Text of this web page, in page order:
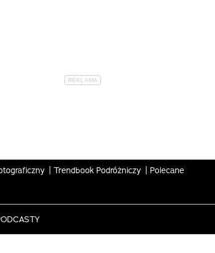
Trendbook Podróżniczy Polecane